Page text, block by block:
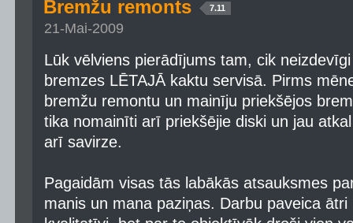
Bremžu remonts 7.11
21-Mai-2009
Lūk vēlviens pierādījums tam, cik
bremzes LĒTAJĀ kaktu servisā. Pirms
bremžu remontu un mainīju priekšējos
tika nomainīti arī priekšējie diski un jau
arī savirze.
Pagaidām visas tās labākās atsauksmes
manis un mana paziņas. Darbu paveica